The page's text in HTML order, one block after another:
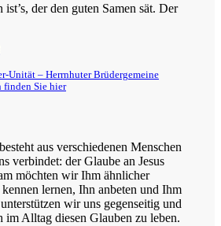
der den guten Samen sät. Der
Unität – Herrnhuter Brüdergemeine
finden Sie hier
aus verschiedenen Menschen
verbindet: der Glaube an Jesus
möchten wir Ihm ähnlicher
lernen, Ihn anbeten und Ihm
wir uns gegenseitig und
im Alltag diesen Glauben zu leben.